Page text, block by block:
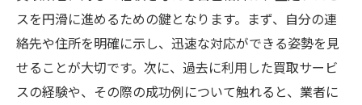
スを円滑に進めるための鍵となります。まず、自分の連
絡先や住所を明確に示し、迅速な対応ができる姿勢を見
せることが大切です。次に、過去に利用した買取サービ
スの経験や、その際の成功例について触れると、業者に